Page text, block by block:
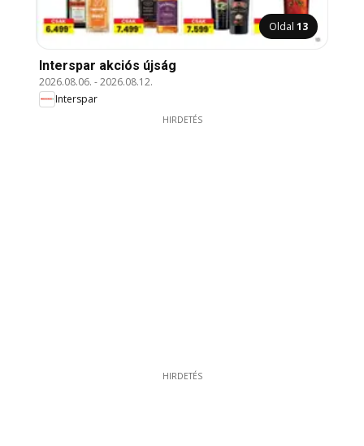
Oldal 13
Interspar akciós újság
2026.08.06. -2026.08.12.
Interspar
HIRDETÉS
HIRDETÉS